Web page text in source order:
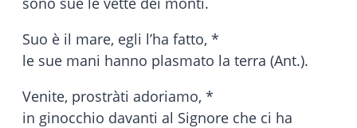
Suo è il mare, egli l’ha fatto, *
le sue mani hanno plasmato la terra (Ant.).
Venite, prostràti adoriamo, *
in ginocchio davanti al Signore che ci ha